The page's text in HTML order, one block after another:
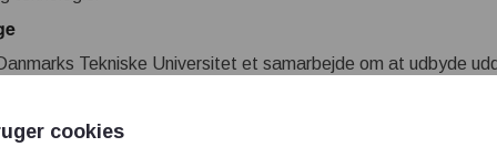
Tekniske Universitet et samarbejde om at udbyde
er uddannelsen stadig relativt ukendt blandt danske unge.
cookies